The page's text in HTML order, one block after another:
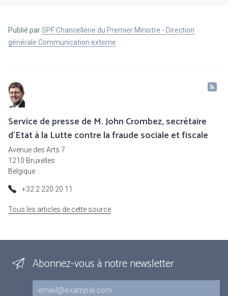
Publié parSPF Chancellerie du Premier Ministre - Direction
générale Communication externe
Service de presse de M. John Crombez, secrétaire
d'Etat à la Lutte contre la fraude sociale et fiscale
Avenue des Arts 7
1210 Bruxelles
Belgique
+32 2 220 20 11
Tous les articles de cette source
Abonnez-vous à notre newsletter
Courriel